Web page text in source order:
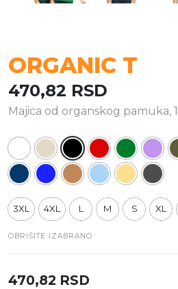
ORGANIC T
470,82 RSD
Majica od organskog pamuka,
3XL 4XL L M S XL
OBRIŠITE IZABRANO
470,82 RSD